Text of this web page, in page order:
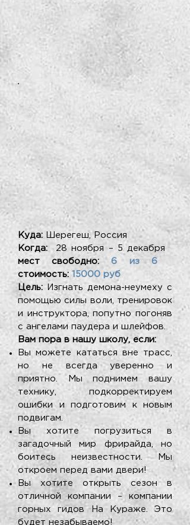
Куда: Шерегеш, Россия
Когда: 28 ноября – 5 декабря
мест свободно:
6 из 6
стоимость: 15000 руб
Цель: Изгнать демона-неумеху с
помощью силы воли, тренировок
и инструктора, попутно погоняв
с ангелами паудера и шлейфов.
Вам пора в нашу школу, если:
Вы можете кататься вне трасс,
но не всегда уверенно и
приятно. Мы поднимем вашу
технику, подкорректируем
ошибки и подготовим к новым
подвигам.
Вы хотите погрузиться в
загадочный мир фрирайда, но
боитесь неизвестности. Мы
откроем перед вами двери!
Вы хотите открыть сезон в
отличной компании – компании
горных гидов На Кураже. Это
будет незабываемо!